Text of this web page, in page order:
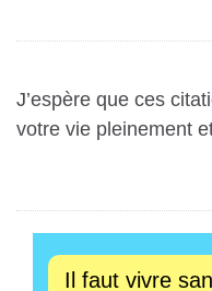
J’espère que ces
votre vie pleinement
Il faut vivre